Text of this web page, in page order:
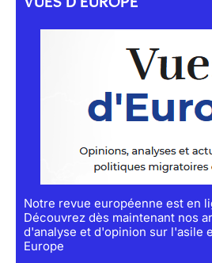
Notre revue européenne est en
Découvrez dès maintenant nos
d'analyse et d'opinion sur l'asile
Europe